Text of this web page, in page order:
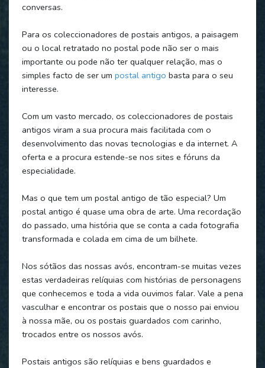
conversas.
Para os coleccionadores de postais antigos, a paisagem
ou o local retratado no postal pode não ser o mais
importante ou pode não ter qualquer relação, mas o
simples facto de ser um postal antigo basta para o seu
interesse.
Com um vasto mercado, os coleccionadores de postais
antigos viram a sua procura mais facilitada com o
desenvolvimento das novas tecnologias e da internet. A
oferta e a procura estende-se nos sites e fóruns da
especialidade.
Mas o que tem um postal antigo de tão especial? Um
postal antigo é quase uma obra de arte. Uma recordação
do passado, uma história que se conta a cada fotografia
transformada e colada em cima de um bilhete.
Nos sótãos das nossas avós, encontram-se muitas vezes
estas verdadeiras relíquias com histórias de personagens
que conhecemos e toda a vida ouvimos falar. Vale a pena
vasculhar e encontrar os postais que o nosso pai enviou
à nossa mãe, ou os postais guardados com carinho,
trocados entre os nossos avós.
Postais antigos são relíquias e bens guardados e